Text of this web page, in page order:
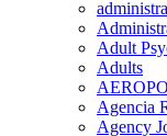
Adult
Adults
Agencia
Agency